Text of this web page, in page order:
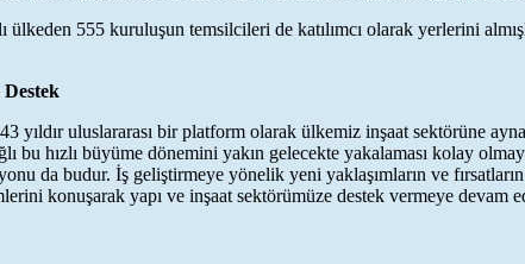
555 kuruluşun temsilcileri de katılımcı olarak yerlerini
yıldır uluslararası bir platform olarak ülkemiz inşaat sektörüne
bu hızlı büyüme dönemini yakın gelecekte yakalaması kolay
da budur. İş geliştirmeye yönelik yeni yaklaşımların ve
konuşarak yapı ve inşaat sektörümüze destek vermeye devam